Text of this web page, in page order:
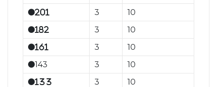
201 3 10
182 3 10
161 3
10
143
3 10
133 3 10